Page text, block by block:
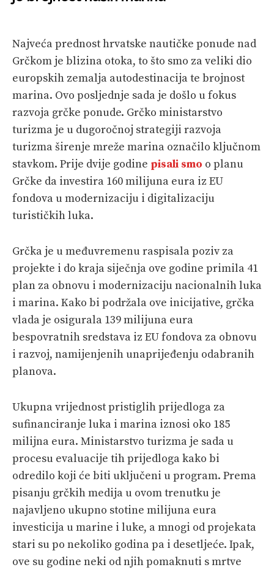
Najveća prednost hrvatske nautičke ponude nad
Grčkom je blizina otoka, to što smo za veliki dio
europskih zemalja autodestinacija te brojnost
marina. Ovo posljednje sada je došlo u fokus
razvoja grčke ponude. Grčko ministarstvo
turizma je u dugoročnoj strategiji razvoja
turizma širenje mreže marina označilo ključnom
stavkom. Prije dvije godine pisali smo o planu
Grčke da investira 160 milijuna eura iz EU
fondova u modernizaciju i digitalizaciju
turističkih luka.
Grčka je u međuvremenu raspisala poziv za
projekte i do kraja siječnja ove godine primila 41
plan za obnovu i modernizaciju nacionalnih luka
i marina. Kako bi podržala ove inicijative, grčka
vlada je osigurala 139 milijuna eura
bespovratnih sredstava iz EU fondova za obnovu
i razvoj, namijenjenih unaprijeđenju odabranih
planova.
Ukupna vrijednost pristiglih prijedloga za
sufinanciranje luka i marina iznosi oko 185
milijna eura. Ministarstvo turizma je sada u
procesu evaluacije tih prijedloga kako bi
odredilo koji će biti uključeni u program. Prema
pisanju grčkih medija u ovom trenutku je
najavljeno ukupno stotine milijuna eura
investicija u marine i luke, a mnogi od projekata
stari su po nekoliko godina pa i desetljeće. Ipak,
ove su godine neki od njih pomaknuti s mrtve